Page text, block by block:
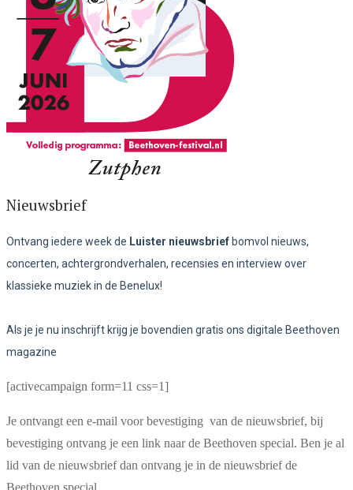
Nieuwsbrief
Ontvang iedere week de Luister nieuwsbrief bomvol nieuws,
concerten, achtergrondverhalen, recensies en interview over
klassieke muziek in de Benelux!
Als je je nu inschrijft krijg je bovendien gratis ons digitale Beethoven
magazine
[activecampaign form=11 css=1]
Je ontvangt een e-mail voor bevestiging van de nieuwsbrief, bij
bevestiging ontvang je een link naar de Beethoven special. Ben je al
lid van de nieuwsbrief dan ontvang je in de nieuwsbrief de